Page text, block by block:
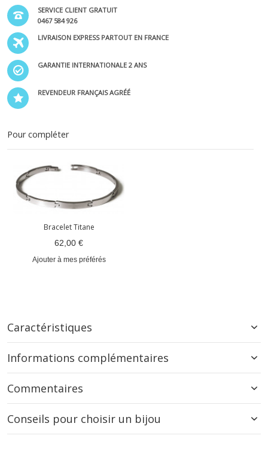
SERVICE CLIENT GRATUIT
0467 584 926
LIVRAISON EXPRESS PARTOUT EN FRANCE
GARANTIE INTERNATIONALE 2 ANS
REVENDEUR FRANÇAIS AGRÉÉ
Pour compléter
Bracelet Titane
62,00 €
Ajouter à mes préférés
Caractéristiques
Informations complémentaires
Commentaires
Conseils pour choisir un bijou